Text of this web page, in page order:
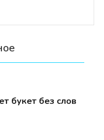
букет без слов